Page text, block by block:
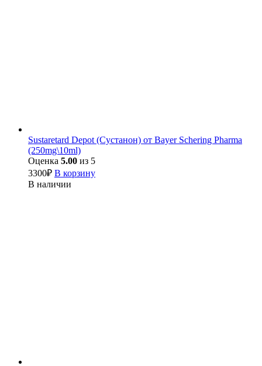
Sustaretard Depot (Сустанон) от Bayer Schering Pharma
(250mg\10ml)
Оценка 5.00 из 5
3300₽ В корзину
В наличии